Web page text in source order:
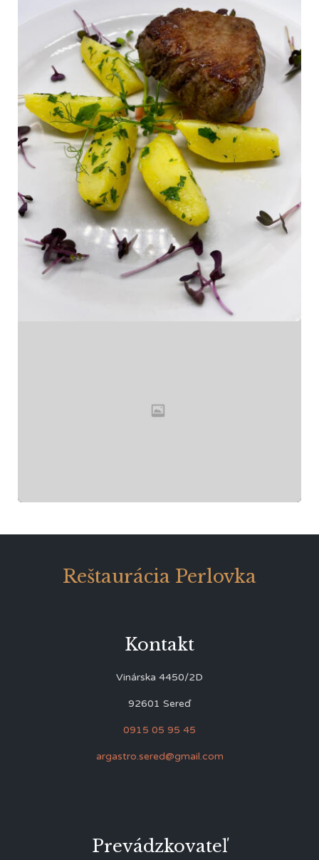
Reštaurácia Perlovka
Kontakt
Vinárska 4450/2D
92601 Sereď
0915 05 95 45
argastro.sered@gmail.com
Prevádzkovateľ